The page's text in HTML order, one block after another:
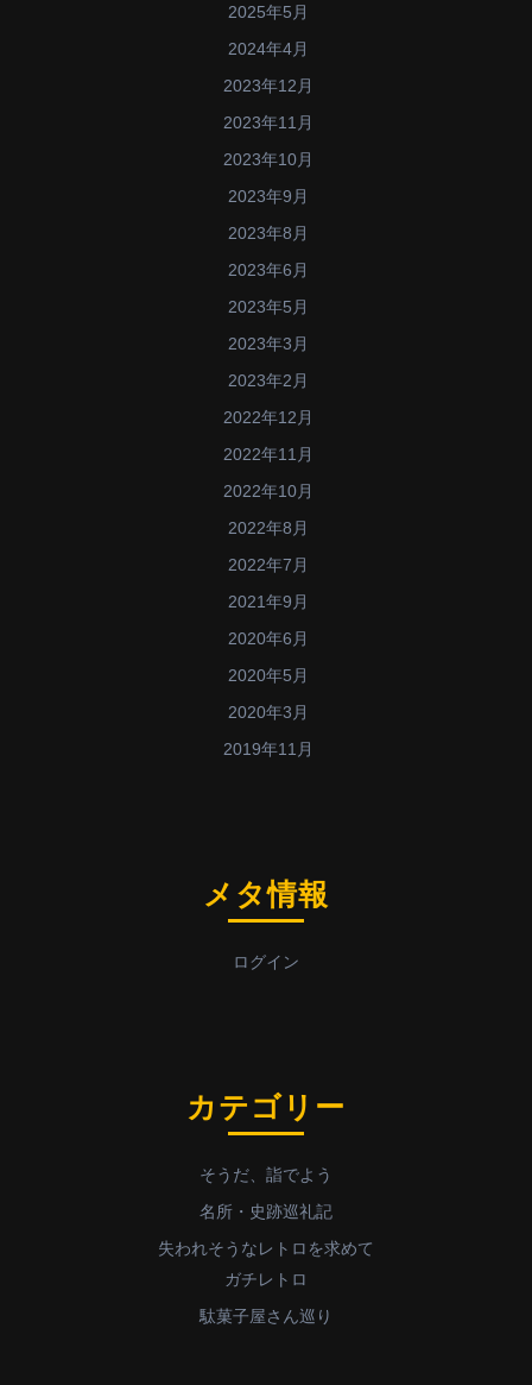
2025年5月
2024年4月
2023年12月
2023年11月
2023年10月
2023年9月
2023年8月
2023年6月
2023年5月
2023年3月
2023年2月
2022年12月
2022年11月
2022年10月
2022年8月
2022年7月
2021年9月
2020年6月
2020年5月
2020年3月
2019年11月
メタ情報
ログイン
カテゴリー
そうだ、詣でよう
名所・史跡巡礼記
失われそうなレトロを求めて
ガチレトロ
駄菓子屋さん巡り